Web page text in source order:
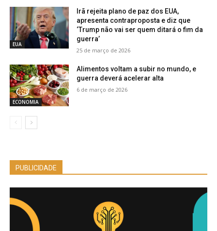
EUA
Irã rejeita plano de paz dos EUA,
apresenta contraproposta e diz que
‘Trump não vai ser quem ditará o fim da
guerra’
25 de março de 2026
ECONOMIA
Alimentos voltam a subir no mundo, e
guerra deverá acelerar alta
6 de março de 2026
PUBLICIDADE